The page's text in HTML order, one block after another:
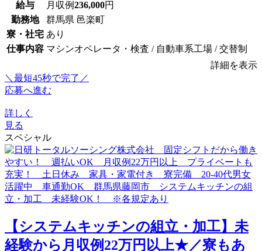
給与 月収例236,000円
勤務地
群馬県 邑楽町
寮・社宅 あり
仕事内容 マシンオペレータ・検査 / 自動車系工場 / 交替制
詳細を表示
＼最短45秒で完了／
応募へ進む
詳しく
見る
スペシャル
【システムキッチンの組立・加工】未
経験から月収例22万円以上★／寮もあ